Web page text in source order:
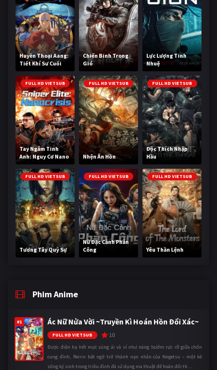
Huyền Thoại Aang:
Tiết Khí Sư Cuối
Cùng
Chiến Binh Trong
Gió
Lực Lượng Tinh
Nhuệ
FULL HD VIETSUB
Tay Ngắm Tinh
Anh: Nguy Cơ Nano
FULL HD VIETSUB
Nhện Ăn Hồn
FULL HD VIETSUB
Độc Thích Nhập
Hầu
FULL HD VIETSUB
Tương Tây Quỷ Sự
FULL HD VIETSUB
Nữ Đặc Cảnh Phản
Công
FULL HD VIETSUB
Yêu Thần Lệnh
Phim Anime
#1 Ác Nữ Nửa Vời ~Truyền Kì Hoán Hồn Đổi Xác~
FULL HD VIETSUB 10
Được điện hạ hết mực sủng ái và ví như nàng bướm rực rỡ giữa chốn
cung đình, Reirin bất ngờ trở thành nạn nhân của Keigetsu – một kẻ
sống ký sinh trong triều đình đã sử dụng ma thuật để hoán đổi th ...